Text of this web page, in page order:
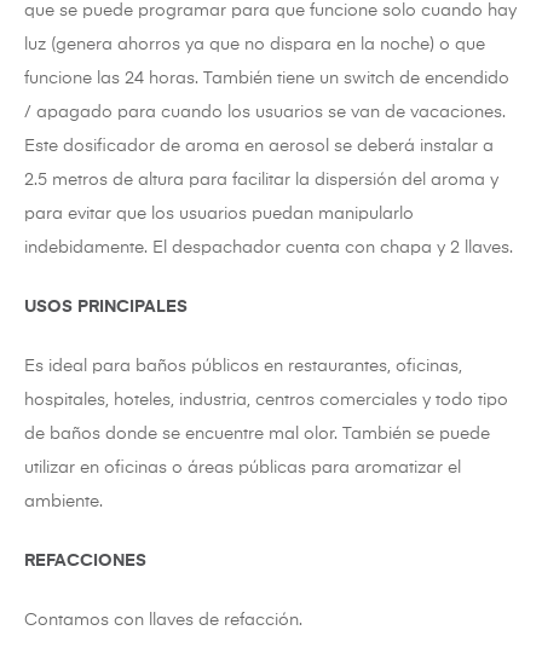
que se puede programar para que funcione solo cuando hay
luz (genera ahorros ya que no dispara en la noche) o que
funcione las 24 horas. También tiene un switch de encendido
/ apagado para cuando los usuarios se van de vacaciones.
Este dosificador de aroma en aerosol se deberá instalar a
2.5 metros de altura para facilitar la dispersión del aroma y
para evitar que los usuarios puedan manipularlo
indebidamente. El despachador cuenta con chapa y 2 llaves.
USOS PRINCIPALES
Es ideal para baños públicos en restaurantes, oficinas,
hospitales, hoteles, industria, centros comerciales y todo tipo
de baños donde se encuentre mal olor. También se puede
utilizar en oficinas o áreas públicas para aromatizar el
ambiente.
REFACCIONES
Contamos con llaves de refacción.